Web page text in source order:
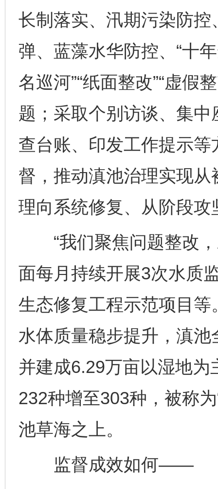
长制落实、汛期污染防
弹、蓝藻水华防控、“十
名巡河”“纸面整改”“虚假
题；采取个别访谈、集
查台账、印发工作提示
督，推动滇池治理实现
理向系统修复、从阶段
“我们聚焦问题整改，
面每月持续开展3次水质
生态修复工程示范项目等
水体质量稳步提升，滇
并建成6.29万亩以湿地
232种增至303种，被称
池草海之上。
监督成效如何——